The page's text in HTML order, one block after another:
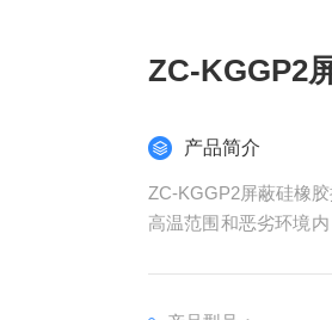
ZC-KGGP2
产品简介
ZC-KGGP2屏蔽硅橡
高温范围和恶劣环境
高温，阻燃，耐辐射
山等高低温工业中。